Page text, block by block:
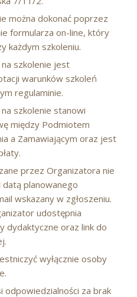
można dokonać poprzez
formularza on-line, który
każdym szkoleniu.
na szkolenie jest
warunków szkoleń
regulaminie.
na szkolenie stanowi
między Podmiotem
a Zamawiającym oraz jest
przez Organizatora nie
planowanego
wskazany w zgłoszeniu.
udostępnia
dydaktyczne oraz link do
wyłącznie osoby
odpowiedzialności za brak